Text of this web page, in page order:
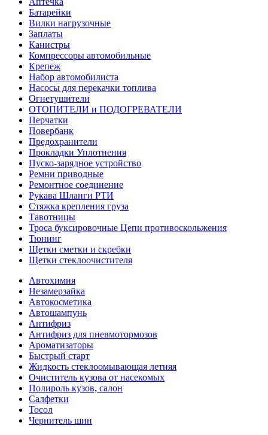
Батарейки
Вилки нагрузочные
Заплаты
Канистры
Компрессоры автомобильные
Крепеж
Набор автомобилиста
Насосы для перекачки топлива
Огнетушители
ОТОПИТЕЛИ и ПОДОГРЕВАТЕЛИ
Перчатки
Повербанк
Предохранители
Прокладки Уплотнения
Пуско-зарядное устройство
Ремни приводные
Ремонтное соединение
Рукава Шланги РТИ
Стяжка крепления груза
Тавотницы
Троса буксировочные Цепи противоскольжения
Тюнинг
Щетки сметки и скребки
Щетки стеклоочистителя
Автохимия
Незамерзайка
Автокосметика
Автошампунь
Антифриз
Антифриз для пневмотормозов
Ароматизаторы
Быстрый старт
Жидкость стеклоомывающая летняя
Очиститель кузова от насекомых
Полироль кузов, салон
Салфетки
Тосол
Чернитель шин